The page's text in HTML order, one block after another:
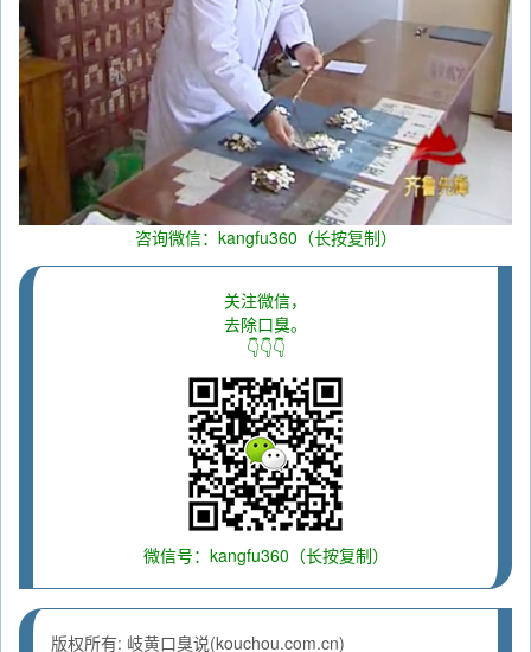
咨询微信：kangfu360（长按复制）
关注微信，
去除口臭。
👇👇👇
微信号：kangfu360（长按复制）
版权所有: 岐黄口臭说(kouchou.com.cn)